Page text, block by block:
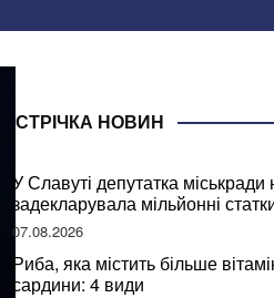
СТРІЧКА НОВИН
У Славуті депутатка міськради
задекларувала мільйонні
07.08.2026
Риба, яка містить більше
сардини: 4 види